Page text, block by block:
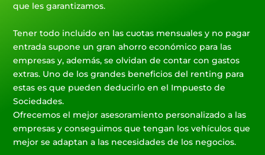
que les garantizamos.
Tener todo incluido en las cuotas mensuales y no pagar
entrada supone un gran ahorro económico para las
empresas y, además, se olvidan de contar con gastos
extras. Uno de los grandes beneficios del renting para
estas es que pueden deducirlo en el Impuesto de
Sociedades.
Ofrecemos el mejor asesoramiento personalizado a las
empresas y conseguimos que tengan los vehículos que
mejor se adaptan a las necesidades de los negocios.